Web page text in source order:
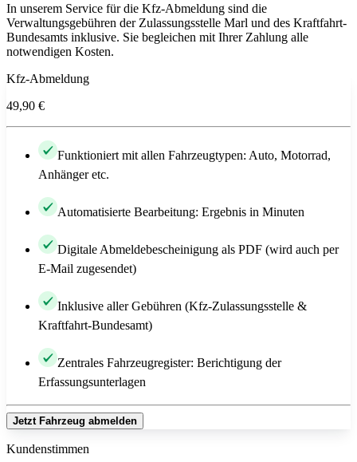
In unserem Service für die Kfz-Abmeldung sind die
Verwaltungsgebühren der Zulassungsstelle Marl und des Kraftfahrt-
Bundesamts inklusive. Sie begleichen mit Ihrer Zahlung alle
notwendigen Kosten.
Kfz-Abmeldung
49,90 €
Funktioniert mit allen Fahrzeugtypen: Auto, Motorrad,
Anhänger etc.
Automatisierte Bearbeitung: Ergebnis in Minuten
Digitale Abmeldebescheinigung als PDF (wird auch per
E-Mail zugesendet)
Inklusive aller Gebühren (Kfz-Zulassungsstelle &
Kraftfahrt-Bundesamt)
Zentrales Fahrzeugregister: Berichtigung der
Erfassungsunterlagen
Jetzt Fahrzeug abmelden
Kundenstimmen